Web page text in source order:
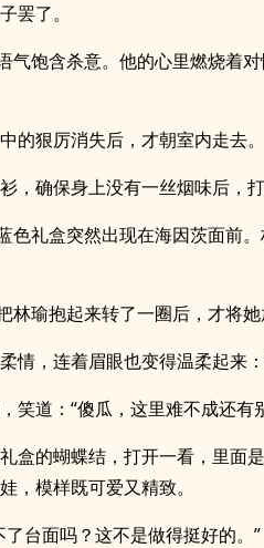
罢了。
气饱含杀意。他的心里燃烧着
的狠厉消失后，才朝室内走去。
，确保身上没有一丝烟味后，打
色礼盒突然出现在海因茨面前
林瑜抱起来转了一圈后，才将她
情，连着眉眼也变得温柔起来
笑道：“傻瓜，这里难不成还有
盒的蝴蝶结，打开一看，里面
，模样既可爱又精致。
台面吗？这不是做得挺好的。”